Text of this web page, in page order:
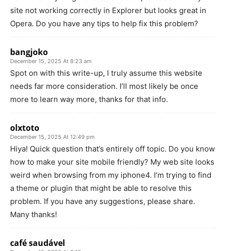
site not working correctly in Explorer but looks great in
Opera. Do you have any tips to help fix this problem?
bangjoko
December 15, 2025 At 8:23 am
Spot on with this write-up, I truly assume this website
needs far more consideration. I’ll most likely be once
more to learn way more, thanks for that info.
olxtoto
December 15, 2025 At 12:49 pm
Hiya! Quick question that’s entirely off topic. Do you know
how to make your site mobile friendly? My web site looks
weird when browsing from my iphone4. I’m trying to find
a theme or plugin that might be able to resolve this
problem. If you have any suggestions, please share.
Many thanks!
café saudável